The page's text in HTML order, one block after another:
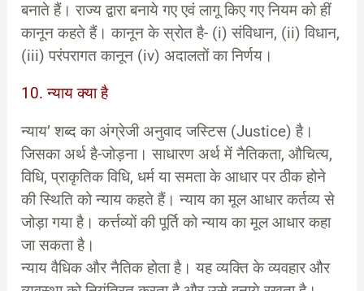
बनाते हैं। राज्य द्वारा बनाये गए एवं लागू किए गए नियम को हीं
कानून कहते हैं। कानून के स्रोत है- (i) संविधान, (ii) विधान,
(iii) परंपरागत कानून (iv) अदालतों का निर्णय।
10. न्याय क्या है
न्याय’ शब्द का अंग्रेजी अनुवाद जस्टिस (Justice) है।
जिसका अर्थ है-जोड़ना। साधारण अर्थ में नैतिकता, औचित्य,
विधि, प्राकृतिक विधि, धर्म या समता के आधार पर ठीक होने
की स्थिति को न्याय कहते हैं। न्याय का मूल आधार कर्तव्य से
जोड़ा गया है। कर्त्तव्यों की पूर्ति को न्याय का मूल आधार कहा
जा सकता है।
न्याय वैधिक और नैतिक होता है। यह व्यक्ति के व्यवहार और